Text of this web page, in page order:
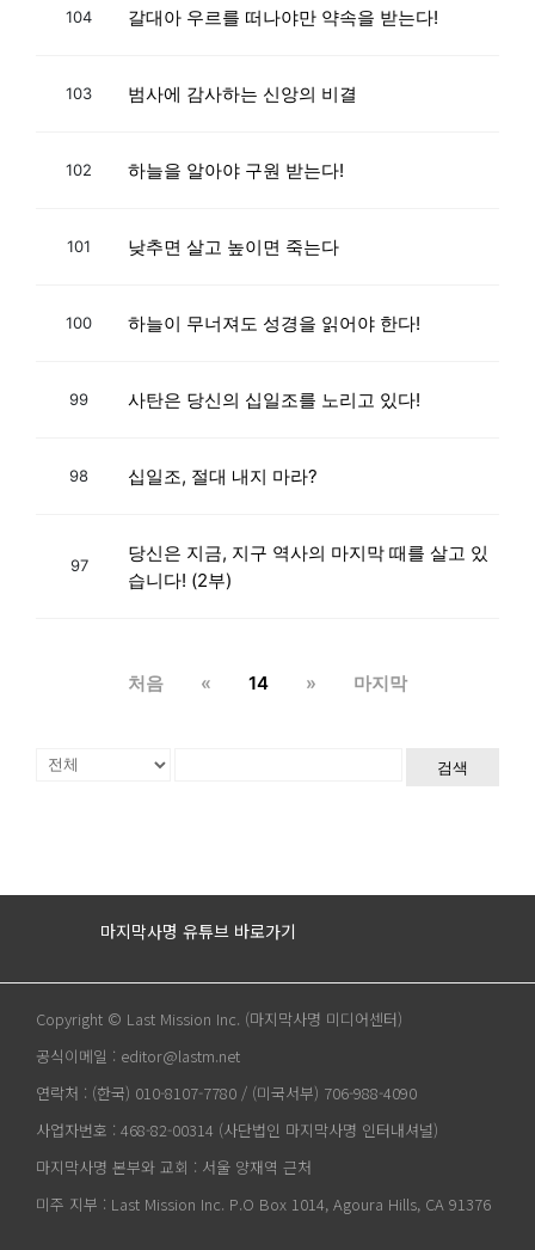
104 갈대아 우르를 떠나야만 약속을 받는다!
103 범사에 감사하는 신앙의 비결
102 하늘을 알아야 구원 받는다!
101 낮추면 살고 높이면 죽는다
100 하늘이 무너져도 성경을 읽어야 한다!
99 사탄은 당신의 십일조를 노리고 있다!
98 십일조, 절대 내지 마라?
97
당신은 지금, 지구 역사의 마지막 때를 살고 있
습니다! (2부)
처음 « 14 » 마지막
검색
마지막사명 유튜브 바로가기
Copyright © Last Mission Inc. (마지막사명 미디어센터)
공식이메일 : editor@lastm.net
연락처 : (한국) 010-8107-7780 / (미국서부) 706-988-4090
사업자번호 : 468-82-00314 (사단법인 마지막사명 인터내셔널)
마지막사명 본부와 교회 : 서울 양재역 근처
미주 지부 : Last Mission Inc. P.O Box 1014, Agoura Hills, CA 91376